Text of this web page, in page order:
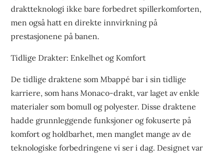
draktteknologi ikke bare forbedret spillerkomforten,
men også hatt en direkte innvirkning på
prestasjonene på banen.
Tidlige Drakter: Enkelhet og Komfort
De tidlige draktene som Mbappé bar i sin tidlige
karriere, som hans Monaco-drakt, var laget av enkle
materialer som bomull og polyester. Disse draktene
hadde grunnleggende funksjoner og fokuserte på
komfort og holdbarhet, men manglet mange av de
teknologiske forbedringene vi ser i dag. Designet var